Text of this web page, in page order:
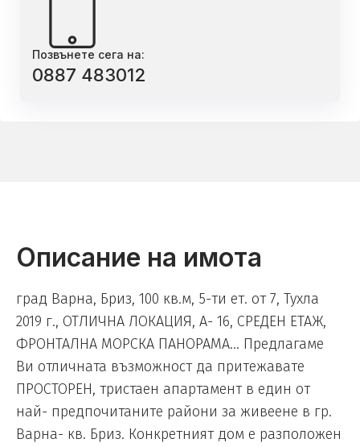
Позвънете сега на:
0887 483012
Описание на имота
град Варна, Бриз, 100 кв.м, 5-ти ет. от 7, Тухла
2019 г., OTЛИЧНА ЛОКАЦИЯ, А- 16, СРЕДЕН ЕТАЖ,
ФРОНТАЛНА МОРСКА ПАНОРАМА... Предлагаме
Ви отличната възможност да притежавате
ПРОСТОРЕН, тристаен апартамент в един от
най- предпочитаните райони за живеене в гр.
Варна- кв. Бриз. Конкретният дом е разположен